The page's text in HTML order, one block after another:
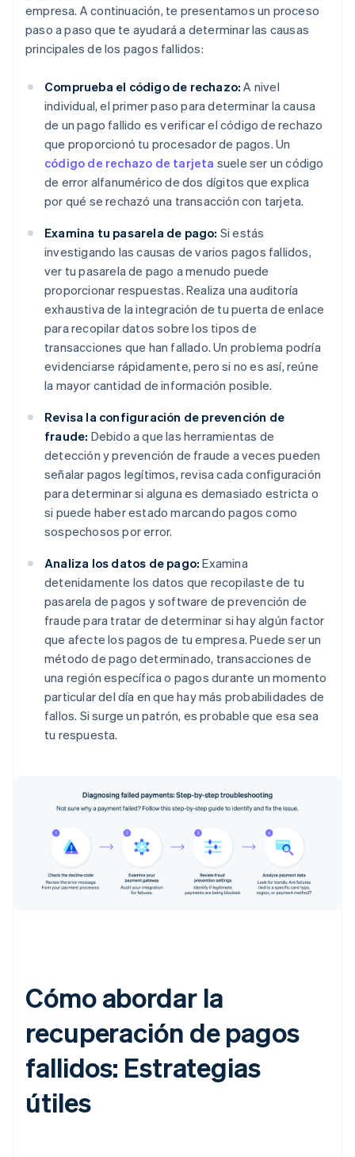
empresa. A continuación, te presentamos un proceso
paso a paso que te ayudará a determinar las causas
principales de los pagos fallidos:
Comprueba el código de rechazo: A nivel
individual, el primer paso para determinar la causa
de un pago fallido es verificar el código de rechazo
que proporcionó tu procesador de pagos. Un
código de rechazo de tarjeta suele ser un código
de error alfanumérico de dos dígitos que explica
por qué se rechazó una transacción con tarjeta.
Examina tu pasarela de pago: Si estás
investigando las causas de varios pagos fallidos,
ver tu pasarela de pago a menudo puede
proporcionar respuestas. Realiza una auditoría
exhaustiva de la integración de tu puerta de enlace
para recopilar datos sobre los tipos de
transacciones que han fallado. Un problema podría
evidenciarse rápidamente, pero si no es así, reúne
la mayor cantidad de información posible.
Revisa la configuración de prevención de
fraude: Debido a que las herramientas de
detección y prevención de fraude a veces pueden
señalar pagos legítimos, revisa cada configuración
para determinar si alguna es demasiado estricta o
si puede haber estado marcando pagos como
sospechosos por error.
Analiza los datos de pago: Examina
detenidamente los datos que recopilaste de tu
pasarela de pagos y software de prevención de
fraude para tratar de determinar si hay algún factor
que afecte los pagos de tu empresa. Puede ser un
método de pago determinado, transacciones de
una región específica o pagos durante un momento
particular del día en que hay más probabilidades de
fallos. Si surge un patrón, es probable que esa sea
tu respuesta.
Cómo abordar la
recuperación de pagos
fallidos: Estrategias
útiles